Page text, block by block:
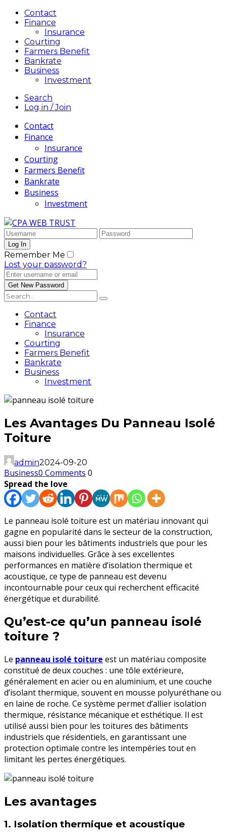
Contact
Finance
Insurance
Courting
Farmers Benefit
Bankrate
Business
Investment
Search
Log in / Join
Contact
Finance
Insurance
Courting
Farmers Benefit
Bankrate
Business
Investment
Remember Me
Lost your password?
Contact
Finance
Insurance
Courting
Farmers Benefit
Bankrate
Business
Investment
Les Avantages Du Panneau Isolé
Toiture
admin2024-09-20
Business0 Comments 0
Spread the love
Le panneau isolé toiture est un matériau innovant qui
gagne en popularité dans le secteur de la construction,
aussi bien pour les bâtiments industriels que pour les
maisons individuelles. Grâce à ses excellentes
performances en matière d’isolation thermique et
acoustique, ce type de panneau est devenu
incontournable pour ceux qui recherchent efficacité
énergétique et durabilité.
Qu’est-ce qu’un panneau isolé
toiture ?
Le panneau isolé toiture est un matériau composite
constitué de deux couches : une tôle extérieure,
généralement en acier ou en aluminium, et une couche
d’isolant thermique, souvent en mousse polyuréthane ou
en laine de roche. Ce système permet d’allier isolation
thermique, résistance mécanique et esthétique. Il est
utilisé aussi bien pour les toitures des bâtiments
industriels que résidentiels, en garantissant une
protection optimale contre les intempéries tout en
limitant les pertes énergétiques.
Les avantages
1. Isolation thermique et acoustique